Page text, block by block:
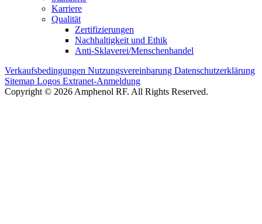
Karriere
Qualität
Zertifizierungen
Nachhaltigkeit und Ethik
Anti-Sklaverei/Menschenhandel
Verkaufsbedingungen Nutzungsvereinbarung Datenschutzerklärung
Sitemap Logos Extranet-Anmeldung
Copyright © 2026 Amphenol RF. All Rights Reserved.